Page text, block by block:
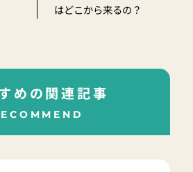
はどこから来るの？
めの関連記事